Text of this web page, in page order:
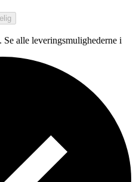
alle leveringsmulighederne i